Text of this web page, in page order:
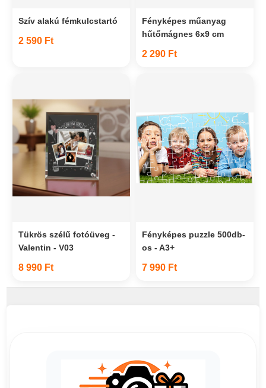
Szív alakú fémkulcstartó
2 590 Ft
Fényképes műanyag
hűtőmágnes 6x9 cm
2 290 Ft
Tükrös szélű fotóüveg -
Valentin - V03
8 990 Ft
Fényképes puzzle 500db-
os - A3+
7 990 Ft